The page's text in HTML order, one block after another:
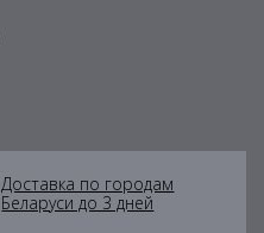
Доставка по городам
Беларуси до 3 дней